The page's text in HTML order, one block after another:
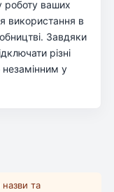
роботу ваших
використання в
Завдяки
різні
незамінним у
назви та